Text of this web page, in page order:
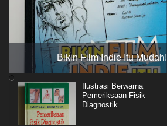
Bikin Film Indie Itu Mudah!
Ilustrasi Berwarna
Pemeriksaan Fisik
Diagnostik